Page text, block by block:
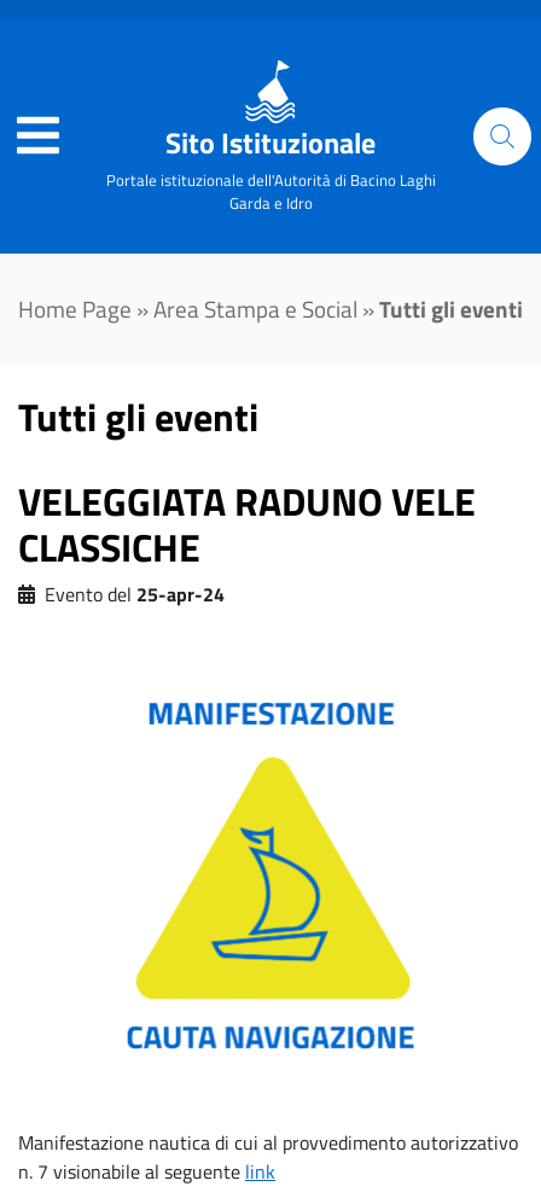
Sito Istituzionale
Portale istituzionale dell'Autorità di Bacino Laghi
Garda e Idro
Home Page »Area Stampa e Social »Tutti gli eventi
Tutti gli eventi
VELEGGIATA RADUNO VELE
CLASSICHE
Evento del 25-apr-24
Manifestazione nautica di cui al provvedimento autorizzativo
n. 7 visionabile al seguente link